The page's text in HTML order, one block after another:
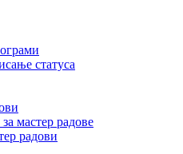
статуса
мастер радове
радови